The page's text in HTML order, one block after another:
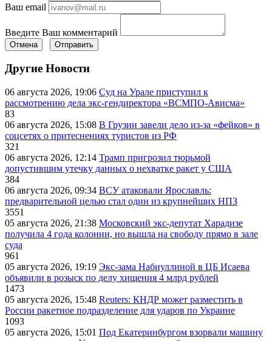
Ваш email
Введите Ваш комментарий
Отмена Отправить
Другие Новости
06 августа 2026, 19:06 Суд на Урале приступил к
рассмотрению дела экс-гендиректора «ВСМПО-Ависма»
83
06 августа 2026, 15:08 В Грузии завели дело из-за «фейков» в
соцсетях о притеснениях туристов из РФ
321
06 августа 2026, 12:14 Трамп пригрозил тюрьмой
допустившим утечку данных о нехватке ракет у США
384
06 августа 2026, 09:34 ВСУ атаковали Ярославль:
предварительной целью стал один из крупнейших НПЗ
3551
05 августа 2026, 21:38 Московский экс-депутат Харадизе
получила 4 года колонии, но вышла на свободу прямо в зале
суда
961
05 августа 2026, 19:19 Экс-зама Набиуллиной в ЦБ Исаева
объявили в розыск по делу хищения 4 млрд рублей
1473
05 августа 2026, 15:48 Reuters: КНДР может разместить в
России ракетное подразделение для ударов по Украине
1093
05 августа 2026, 15:01 Под Екатеринбургом взорвали машину